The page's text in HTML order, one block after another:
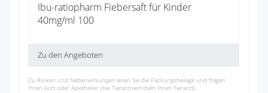
Ibu-ratiopharm Fiebersaft für Kinder
40mg/ml 100
Zu den Angeboten
Zu Risiken und Nebenwirkungen lesen Sie die Packungsbeilage und fragen
Ihren Arzt oder Apotheker (bei Tierarzneimitteln Ihren Tierarzt).